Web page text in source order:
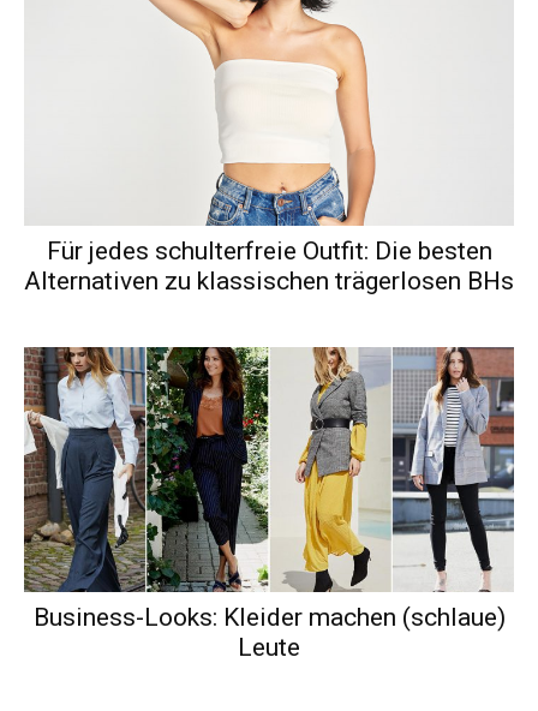
Für jedes schulterfreie Outfit: Die besten
Alternativen zu klassischen trägerlosen BHs
Business-Looks: Kleider machen (schlaue)
Leute